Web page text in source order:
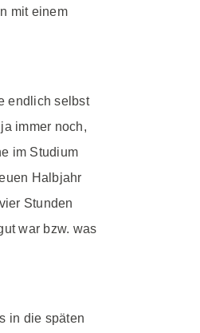
mit einem
endlich selbst
immer noch,
im Studium
Halbjahr
Stunden
war bzw. was
in die späten